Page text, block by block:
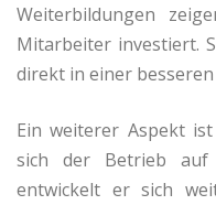
Weiterbildungen
Mitarbeiter investiert.
direkt in einer
Ein weiterer Aspekt
sich der Betrieb auf
entwickelt er sich